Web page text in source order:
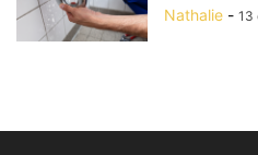
Nathalie - 13